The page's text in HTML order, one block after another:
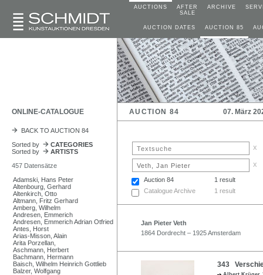
AUCTIONS
AFTER
SALE
ARCHIVE
AUCTION DATES AUCTION 85
ONLINE-CATALOGUE AUCTION 84 07. März
BACK TO AUCTION 84
Sorted by
CATEGORIES
Sorted by
ARTISTS
457 Datensätze
Adamski, Hans Peter
Altenbourg, Gerhard
Altenkirch, Otto
Altmann, Fritz Gerhard
Amberg, Wilhelm
Andresen, Emmerich
Andresen, Emmerich Adrian Otfried
Antes, Horst
Arias-Misson, Alain
Arita Porzellan,
Aschmann, Herbert
Bachmann, Hermann
Baisch, Wilhelm Heinrich Gottlieb
Balzer, Wolfgang
x
x
Auction 84
1 result
Catalogue Archive
1 result
Jan Pieter Veth
1864 Dordrecht – 1925 Amsterdam
343